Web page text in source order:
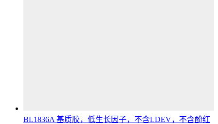
BL1836A 基质胶，低生长因子，不含LDEV，不含酚红